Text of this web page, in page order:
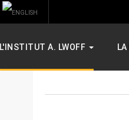
L'INSTITUT A. LWOFF